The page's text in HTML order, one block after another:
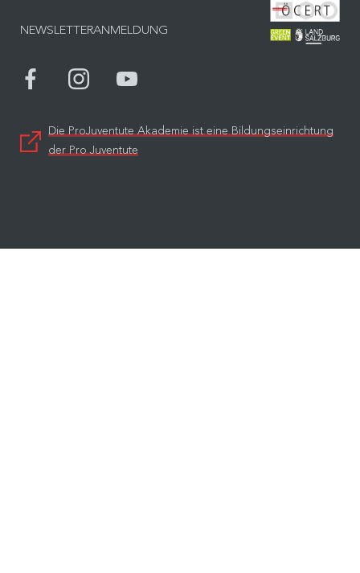
NEWSLETTERANMELDUNG
Die ProJuventute Akademie ist eine Bildungseinrichtung
der Pro Juventute